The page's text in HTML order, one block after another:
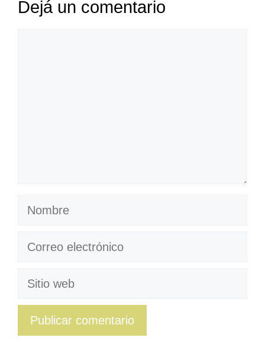
Dejá un comentario
Nombre
Correo
Sitio